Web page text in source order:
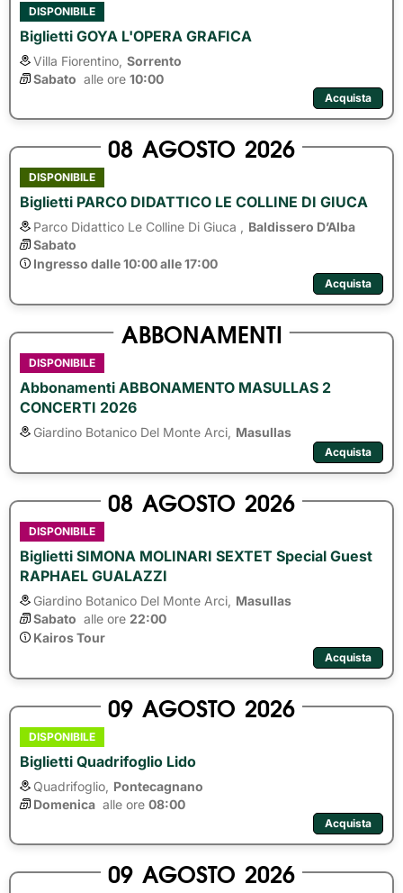
DISPONIBILE
Biglietti GOYA L'OPERA GRAFICA
Villa Fiorentino, Sorrento
Sabato alle ore 10:00
Acquista
08 AGOSTO 2026
DISPONIBILE
Biglietti PARCO DIDATTICO LE COLLINE DI GIUCA
Parco Didattico Le Colline Di Giuca ,
Baldissero D’Alba
Sabato
Ingresso dalle 10:00 alle 17:00
Acquista
ABBONAMENTI
DISPONIBILE
Abbonamenti ABBONAMENTO MASULLAS 2
CONCERTI 2026
Giardino Botanico Del Monte Arci, Masullas
Acquista
08 AGOSTO 2026
DISPONIBILE
Biglietti SIMONA MOLINARI SEXTET Special Guest
RAPHAEL GUALAZZI
Giardino Botanico Del Monte Arci, Masullas
Sabato alle ore 22:00
Kairos Tour
Acquista
09 AGOSTO 2026
DISPONIBILE
Biglietti Quadrifoglio Lido
Quadrifoglio, Pontecagnano
Domenica alle ore 08:00
Acquista
09 AGOSTO 2026